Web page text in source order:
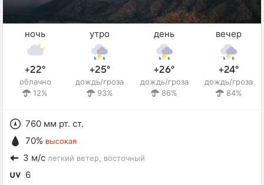
ночь
+22°
облачно
12%
утро
+25°
дождь/гроза
93%
день
+26°
дождь/гроза
86%
вечер
+24°
дождь/гроза
84%
760 мм рт. ст.
70% высокая
3 м/с легкий ветер , восточный
6